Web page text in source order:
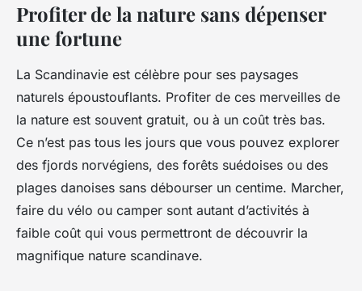
Profiter de la nature sans dépenser
une fortune
La Scandinavie est célèbre pour ses paysages
naturels époustouflants. Profiter de ces merveilles de
la nature est souvent gratuit, ou à un coût très bas.
Ce n’est pas tous les jours que vous pouvez explorer
des fjords norvégiens, des forêts suédoises ou des
plages danoises sans débourser un centime. Marcher,
faire du vélo ou camper sont autant d’activités à
faible coût qui vous permettront de découvrir la
magnifique nature scandinave.